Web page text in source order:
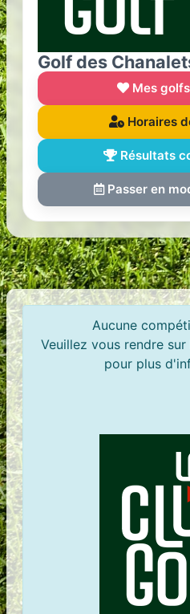
Golf des
Mes
Horaires
Résultats
Passer en
Aucune
Veuillez vous rendre
pour plus